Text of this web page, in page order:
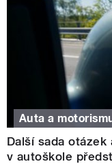
Auta a
Další sada
v autoškole